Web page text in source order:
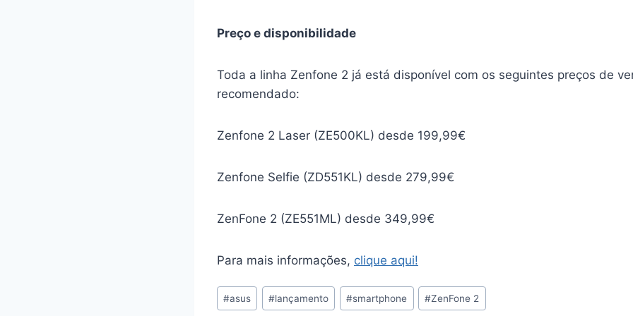
Preço e disponibilidade
Toda a linha Zenfone 2 já está disponível com os seguintes preços de
recomendado:
Zenfone 2 Laser (ZE500KL) desde 199,99€
Zenfone Selfie (ZD551KL) desde 279,99€
ZenFone 2 (ZE551ML) desde 349,99€
Para mais informações, clique aqui!
Post
Tags:
#asus #lançamento #smartphone #ZenFone 2